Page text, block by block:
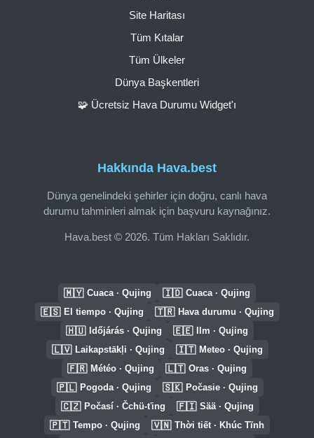
Hakkında Hava.best
Dünya genelindeki şehirler için doğru, canlı hava
durumu tahminleri almak için başvuru kaynağınız.
Hava.best © 2026. Tüm Hakları Saklıdır.
Site Haritası
Tüm Kıtalar
Tüm Ülkeler
Dünya Başkentleri
🧩 Ücretsiz Hava Durumu Widget'ı
🇲🇾 Cuaca · Qujing 🇮🇩 Cuaca · Qujing
🇪🇸 El tiempo · Qujing 🇹🇷 Hava durumu · Qujing
🇭🇺 Időjárás · Qujing 🇪🇪 Ilm · Qujing
🇱🇻 Laikapstākļi · Qujing 🇮🇹 Meteo · Qujing
🇫🇷 Météo · Qujing 🇱🇹 Oras · Qujing
🇵🇱 Pogoda · Qujing 🇸🇰 Počasie · Qujing
🇨🇿 Počasí · Čchü-ťing 🇫🇮 Sää · Qujing
🇵🇹 Tempo · Qujing 🇻🇳 Thời tiết · Khúc Tĩnh